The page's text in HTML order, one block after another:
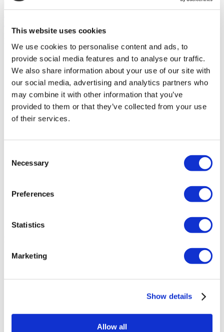
This website uses cookies
We use cookies to personalise content and ads, to
provide social media features and to analyse our traffic.
We also share information about your use of our site with
our social media, advertising and analytics partners who
may combine it with other information that you’ve
provided to them or that they’ve collected from your use
of their services.
Selection
Necessary
Preferences
Statistics
Marketing
Show details
Allow all
Sie haben angesehen 10 of 38 kliniken
Back
(2)
Republik
TÜRSAB – Transaktionen auf flymedi.com werden von
MIRAC SARA TOURISM abgewickelt, einer bei TÜRSAB
Alle Behandlungen werden von einer im
Gesundheitstourismus zertifizierten Gesundheitseinrichtung